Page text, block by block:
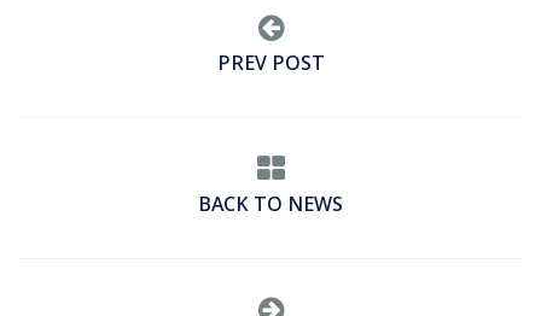
PREV POST
BACK TO NEWS